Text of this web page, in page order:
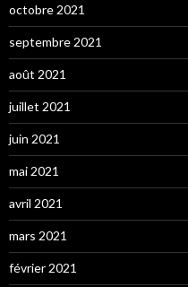
octobre 2021
septembre 2021
août 2021
juillet 2021
juin 2021
mai 2021
avril 2021
mars 2021
février 2021